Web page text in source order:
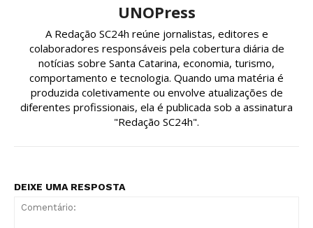
UNOPress
A Redação SC24h reúne jornalistas, editores e
colaboradores responsáveis pela cobertura diária de
notícias sobre Santa Catarina, economia, turismo,
comportamento e tecnologia. Quando uma matéria é
produzida coletivamente ou envolve atualizações de
diferentes profissionais, ela é publicada sob a assinatura
"Redação SC24h".
DEIXE UMA RESPOSTA